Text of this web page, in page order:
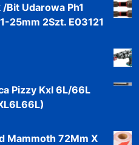
Bit Udarowa Ph1
25mm 2Szt. E03121
Pizzy Kxl 6L/66L
Mammoth 72Mm X